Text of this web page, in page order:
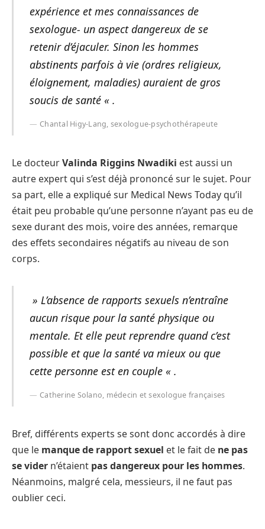
expérience et mes connaissances de
sexologue- un aspect dangereux de se
retenir d’éjaculer. Sinon les hommes
abstinents parfois à vie (ordres religieux,
éloignement, maladies) auraient de gros
soucis de santé « .
Chantal Higy-Lang, sexologue-psychothérapeute
Le docteurValinda Riggins Nwadiki est aussi un
autre expert qui s’est déjà prononcé sur le sujet. Pour
sa part, elle a expliqué sur Medical News Today qu’il
était peu probable qu’une personne n’ayant pas eu de
sexe durant des mois, voire des années, remarque
des effets secondaires négatifs au niveau de son
corps.
» L’absence de rapports sexuels n’entraîne
aucun risque pour la santé physique ou
mentale. Et elle peut reprendre quand c’est
possible et que la santé va mieux ou que
cette personne est en couple « .
Catherine Solano, médecin et sexologue françaises
Bref, différents experts se sont donc accordés à dire
que le manque de rapport sexuel et le fait de ne pas
se vider n’étaient pas dangereux pour les hommes.
Néanmoins, malgré cela, messieurs, il ne faut pas
oublier ceci.